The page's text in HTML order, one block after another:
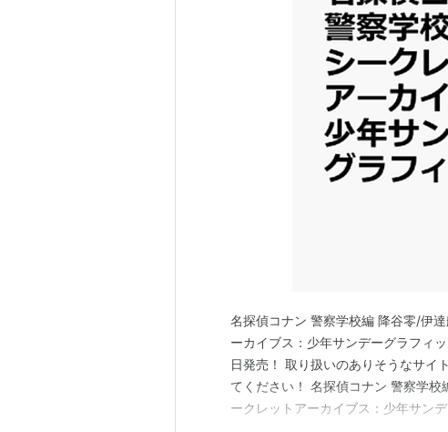
名探偵コナン 警察学校編 降谷零/伊
ーカイブス：少年サンデーグラフィ
日発売！ 取り扱いのありそうなサイ
てください！ 名探偵コナン 警察学
ークレットアーカイブス：少年サン